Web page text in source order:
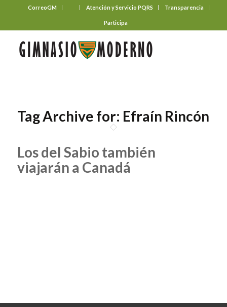
CorreoGM Atención y Servicio PQRS Transparencia
Participa
Tag Archive for: Efraín Rincón
Los del Sabio también
viajarán a Canadá